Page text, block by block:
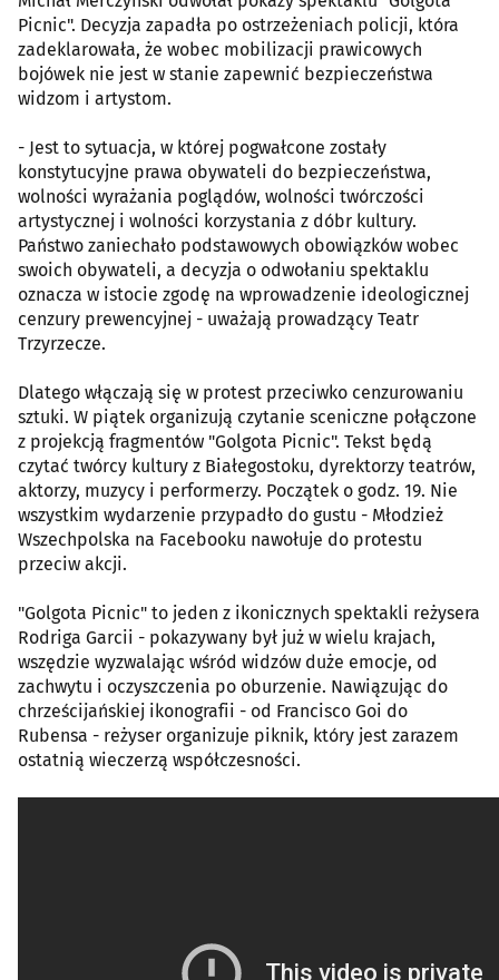
Picnic". Decyzja zapadła po ostrzeżeniach policji, która
zadeklarowała, że wobec mobilizacji prawicowych
bojówek nie jest w stanie zapewnić bezpieczeństwa
widzom i artystom.
- Jest to sytuacja, w której pogwałcone zostały
konstytucyjne prawa obywateli do bezpieczeństwa,
wolności wyrażania poglądów, wolności twórczości
artystycznej i wolności korzystania z dóbr kultury.
Państwo zaniechało podstawowych obowiązków wobec
swoich obywateli, a decyzja o odwołaniu spektaklu
oznacza w istocie zgodę na wprowadzenie ideologicznej
cenzury prewencyjnej - uważają prowadzący Teatr
Trzyrzecze.
Dlatego włączają się w protest przeciwko cenzurowaniu
sztuki. W piątek organizują czytanie sceniczne połączone
z projekcją fragmentów "Golgota Picnic". Tekst będą
czytać twórcy kultury z Białegostoku, dyrektorzy teatrów,
aktorzy, muzycy i performerzy. Początek o godz. 19. Nie
wszystkim wydarzenie przypadło do gustu - Młodzież
Wszechpolska na Facebooku nawołuje do protestu
przeciw akcji.
"Golgota Picnic" to jeden z ikonicznych spektakli reżysera
Rodriga Garcii - pokazywany był już w wielu krajach,
wszędzie wyzwalając wśród widzów duże emocje, od
zachwytu i oczyszczenia po oburzenie. Nawiązując do
chrześcijańskiej ikonografii - od Francisco Goi do
Rubensa - reżyser organizuje piknik, który jest zarazem
ostatnią wieczerzą współczesności.